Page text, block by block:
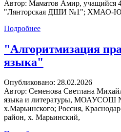
Автор: Маматов Амир, учащийся
"Лянторская ДШИ №1"; ХМАО-
Подробнее
"Алгоритмизация
языка"
Опубликовано: 28.02.2026
Автор: Семенова Светлана
языка и литературы, МОАУСОШ
х.Марьинского; Россия,
район, х. Марьинский,